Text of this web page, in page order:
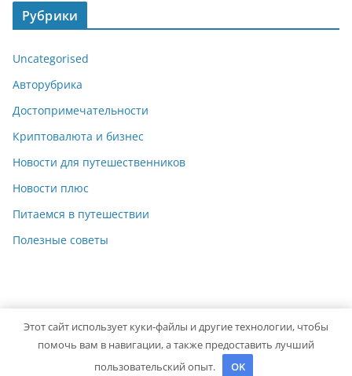
Рубрики
Uncategorised
Авторубрика
Достопримечательности
Криптовалюта и бизнес
Новости для путешественников
Новости плюс
Питаемся в путешествии
Полезные советы
Copyright © 2026 giuseppeverdi.ru. Powered by ColorMag
Этот сайт использует куки-файлы и другие технологии, чтобы
помочь вам в навигации, а также предоставить лучший
пользовательский опыт.
OK